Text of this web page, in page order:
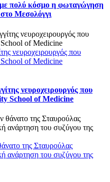
πολύ κόσμο η φωταγώγηση
στο Μεσολόγγι
νευροχειρουργός που
School of Medicine
νευροχειρουργός που
School of Medicine
της Σταυρούλας
ανάρτηση του συζύγου της